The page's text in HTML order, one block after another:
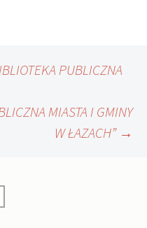
PUBLICZNA
MIASTA I GMINY
W ŁAZACH” →